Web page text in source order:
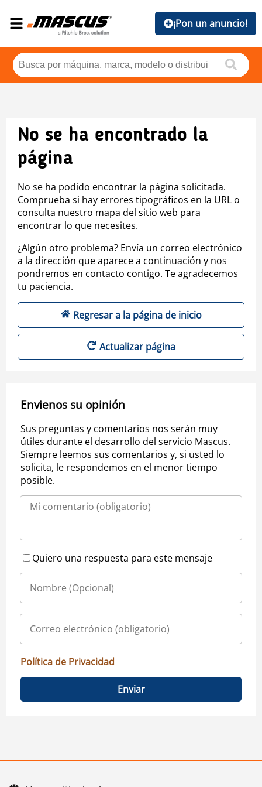
¡Pon un anuncio!
No se ha encontrado la
página
No se ha podido encontrar la página solicitada.
Comprueba si hay errores tipográficos en la URL o
consulta nuestro mapa del sitio web para
encontrar lo que necesites.
¿Algún otro problema? Envía un correo electrónico
a la dirección que aparece a continuación y nos
pondremos en contacto contigo. Te agradecemos
tu paciencia.
Regresar a la página de inicio
Actualizar página
Envienos su opinión
Sus preguntas y comentarios nos serán muy
útiles durante el desarrollo del servicio Mascus.
Siempre leemos sus comentarios y, si usted lo
solicita, le respondemos en el menor tiempo
posible.
Quiero una respuesta para este mensaje
Política de Privacidad
Enviar